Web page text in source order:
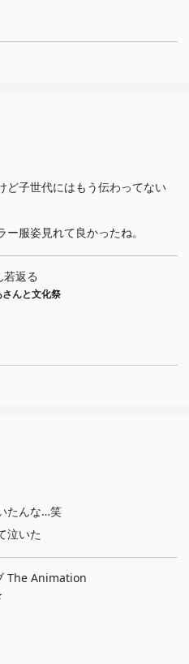
ど子世代にはもう伝わってない
服姿見れて良かったね。
若返る
んと文化祭
たんな…笑
泣いた
The Animation